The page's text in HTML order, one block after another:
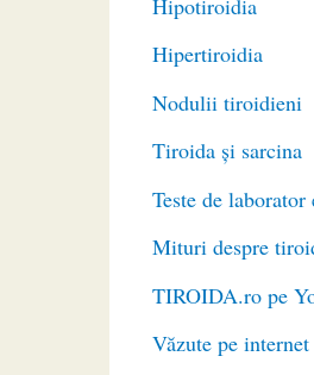
Hipertiroidia
Nodulii tiroidieni
Tiroida și sarcina
Teste de laborator
Mituri despre
TIROIDA.ro pe
Văzute pe internet